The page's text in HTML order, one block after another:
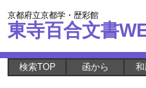
京都府立京都学・歴彩館
東寺百合文書
検索TOP 函から 和